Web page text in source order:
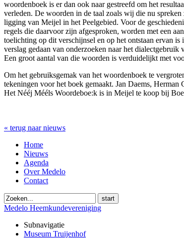
woordenboek is er dan ook naar gestreefd om het
verleden. De woorden in de taal zoals wij die nu
ligging van Meijel in het Peelgebied. Voor de
regels die daarvoor zijn afgesproken, worden met een
toelichting op dit verschijnsel en op het ontstaan ervan
verslag gedaan van onderzoeken naar het
Een groot aantal van die woorden is verduidelijkt met
Om het gebruiksgemak van het woordenboek te
tekeningen voor het boek gemaakt. Jan Daems,
Het Nééj Mééls Woordeboe:k is in Meijel te koop bij
« terug naar nieuws
Home
Nieuws
Agenda
Over Medelo
Contact
start
Medelo Heemkundevereniging
Subnavigatie
Museum Truijenhof